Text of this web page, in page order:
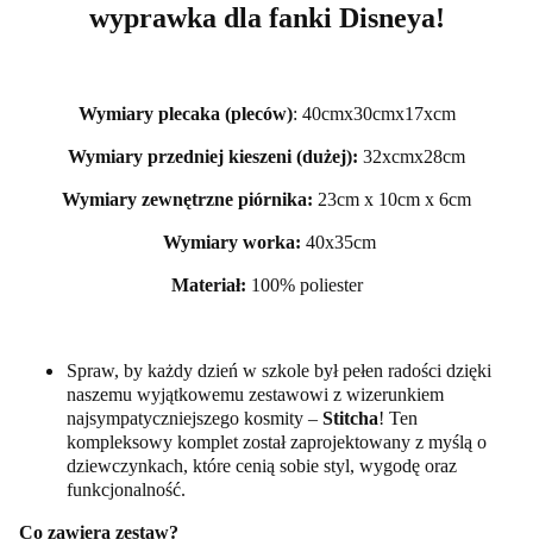
wyprawka dla fanki Disneya!
Wymiary plecaka (pleców): 40cmx30cmx17xcm
Wymiary przedniej kieszeni (dużej): 32xcmx28cm
Wymiary zewnętrzne piórnika: 23cm x 10cm x 6cm
Wymiary worka: 40x35cm
Materiał: 100% poliester
Spraw, by każdy dzień w szkole był pełen radości dzięki
naszemu wyjątkowemu zestawowi z wizerunkiem
najsympatyczniejszego kosmity – Stitcha! Ten
kompleksowy komplet został zaprojektowany z myślą o
dziewczynkach, które cenią sobie styl, wygodę oraz
funkcjonalność.
Co zawiera zestaw?